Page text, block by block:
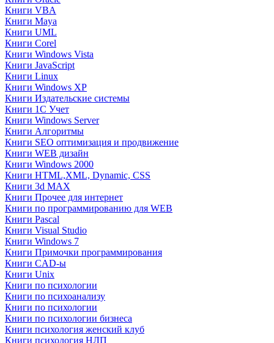
Книги VBA
Книги Maya
Книги UML
Книги Corel
Книги Windows Vista
Книги JavaScript
Книги Linux
Книги Windows XP
Книги Издательские системы
Книги 1C Учет
Книги Windows Server
Книги Алгоритмы
Книги SEO оптимизация и продвижение
Книги WEB дизайн
Книги Windows 2000
Книги HTML,XML, Dynamic, CSS
Книги 3d MAX
Книги Прочее для интернет
Книги по программированию для WEB
Книги Pascal
Книги Visual Studio
Книги Windows 7
Книги Примочки программирования
Книги CAD-ы
Книги Unix
Книги по психологии
Книги по психоанализу
Книги по психологии
Книги по психологии бизнеса
Книги психология женский клуб
Книги психология НЛП